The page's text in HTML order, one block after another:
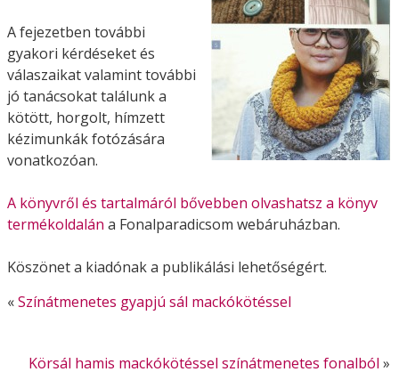
A fejezetben további
gyakori kérdéseket és
válaszaikat valamint további
jó tanácsokat találunk a
kötött, horgolt, hímzett
kézimunkák fotózására
vonatkozóan.
A könyvről és tartalmáról bővebben olvashatsz a könyv
termékoldalán a Fonalparadicsom webáruházban.
Köszönet a kiadónak a publikálási lehetőségért.
«Színátmenetes gyapjú sál mackókötéssel
Körsál hamis mackókötéssel színátmenetes fonalból »